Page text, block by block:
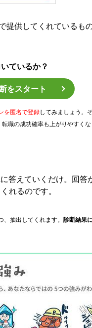
提供してくれているも
ているか？
をスタート
を匿名で登録してみましょう。
職の成功確率も上がりやすくな
答えていくだけ。回答
れるのです。
抽出してくれます。 診断結果